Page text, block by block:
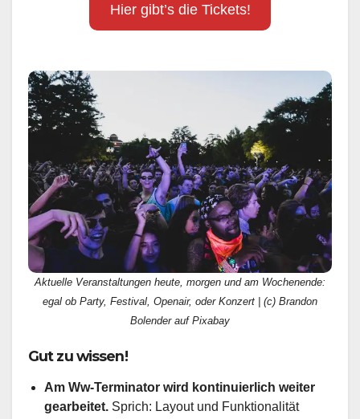
Hier gibt’s die Tickets!
Aktuelle Veranstaltungen heute, morgen und am Wochenende:
egal ob Party, Festival, Openair, oder Konzert | (c) Brandon
Bolender auf Pixabay
Gut zu wissen!
Am Ww-Terminator wird kontinuierlich weiter
gearbeitet. Sprich: Layout und Funktionalität